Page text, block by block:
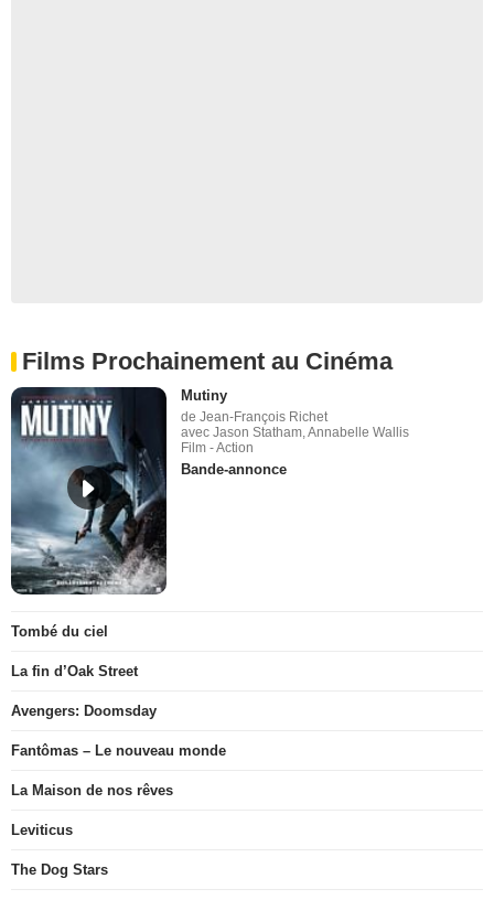
Films Prochainement au Cinéma
Mutiny
de Jean-François Richet
avec Jason Statham, Annabelle Wallis
Film - Action
Bande-annonce
Tombé du ciel
La fin d’Oak Street
Avengers: Doomsday
Fantômas – Le nouveau monde
La Maison de nos rêves
Leviticus
The Dog Stars